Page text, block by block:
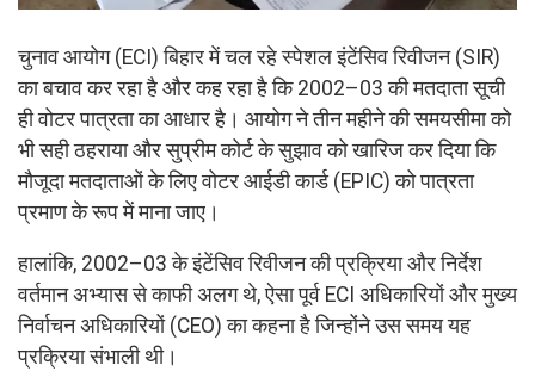
चुनाव आयोग (ECI) बिहार में चल रहे स्पेशल इंटेंसिव रिवीजन (SIR)
का बचाव कर रहा है और कह रहा है कि 2002–03 की मतदाता सूची
ही वोटर पात्रता का आधार है। आयोग ने तीन महीने की समयसीमा को
भी सही ठहराया और सुप्रीम कोर्ट के सुझाव को खारिज कर दिया कि
मौजूदा मतदाताओं के लिए वोटर आईडी कार्ड (EPIC) को पात्रता
प्रमाण के रूप में माना जाए।
हालांकि, 2002–03 के इंटेंसिव रिवीजन की प्रक्रिया और निर्देश
वर्तमान अभ्यास से काफी अलग थे, ऐसा पूर्व ECI अधिकारियों और मुख्य
निर्वाचन अधिकारियों (CEO) का कहना है जिन्होंने उस समय यह
प्रक्रिया संभाली थी।